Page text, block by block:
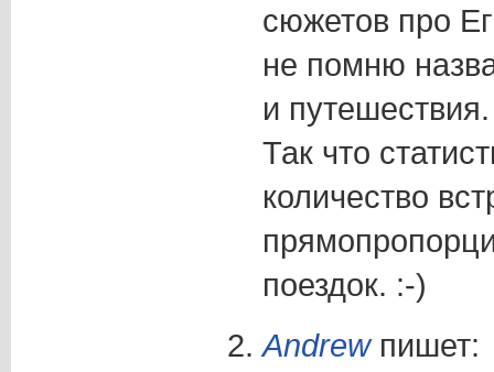
сюжетов про
не помню
и путешествия.
Так что
количество
поездок. :-)
Andrewпишет: